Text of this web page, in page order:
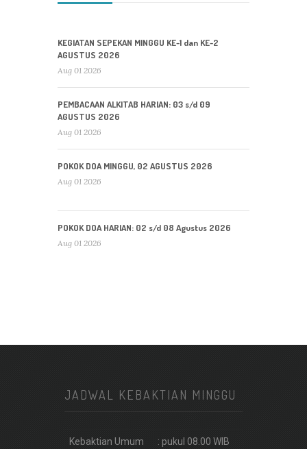
KEGIATAN SEPEKAN MINGGU KE-1 dan KE-2
AGUSTUS 2026
Aug 01 2026
PEMBACAAN ALKITAB HARIAN: 03 s/d 09
AGUSTUS 2026
Aug 01 2026
POKOK DOA MINGGU, 02 AGUSTUS 2026
Aug 01 2026
POKOK DOA HARIAN: 02 s/d 08 Agustus 2026
Aug 01 2026
JADWAL KEBAKTIAN MINGGU
Kebaktian Umum : pukul 08.00 WIB